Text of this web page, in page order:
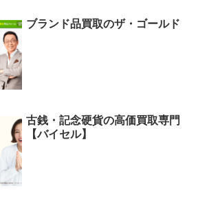
ブランド品買取のザ・ゴールド
古銭・記念硬貨の高価買取専門
【バイセル】